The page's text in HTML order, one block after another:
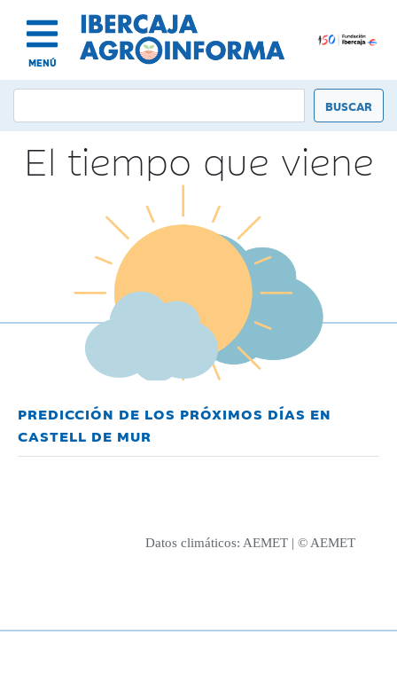
MENÚ
El tiempo que viene
PREDICCIÓN DE LOS PRÓXIMOS DÍAS EN
CASTELL DE MUR
Datos climáticos: AEMET | © AEMET